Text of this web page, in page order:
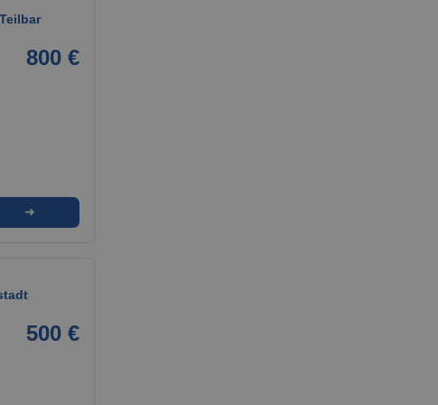
800 €
➜
500 €